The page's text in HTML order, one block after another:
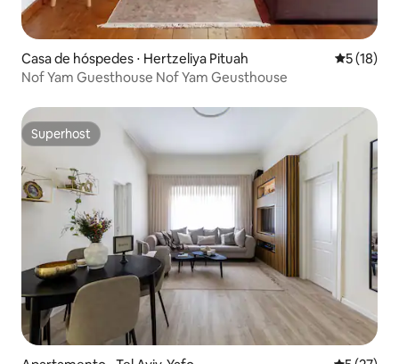
Casa de hóspedes ⋅ Hertzeliya Pituah 5 de uma
5 (18)
Nof Yam Guesthouse Nof Yam Geusthouse
Superhost
Superhost